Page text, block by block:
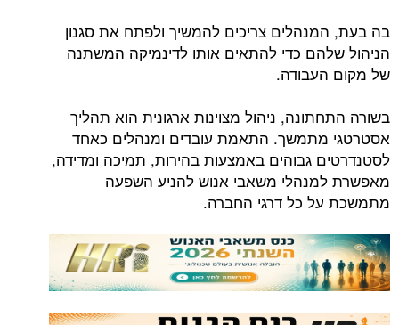
בה בעת, המנהלים צריכים להמשיך ולפתח את סגנון
הניהול שלהם כדי להתאים אותו לדינמיקה המשתנה
של מקום העבודה.
בשורה התחתונה, ניהול מצוינות ארגונית הוא תהליך
אסטרטגי מתמשך. התאמת עובדים ומנהלים כאחד
לסטנדרטים גבוהים באמצעות בהירות, תמיכה ומדידה,
מאפשרת למנהלי משאבי אנוש להניע השפעה
מתמשכת על כל דרגי החברה.